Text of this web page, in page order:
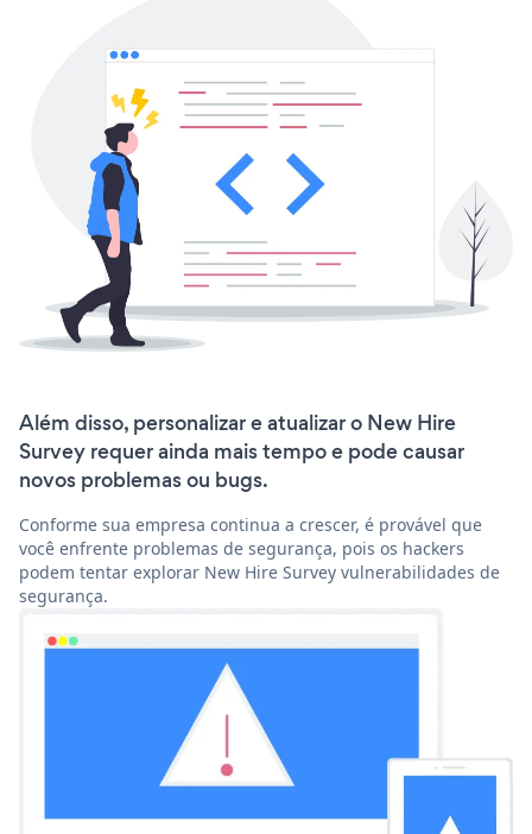
Além disso, personalizar e atualizar o New Hire
Survey requer ainda mais tempo e pode causar
novos problemas ou bugs.
Conforme sua empresa continua a crescer, é provável que
você enfrente problemas de segurança, pois os hackers
podem tentar explorar New Hire Survey vulnerabilidades de
segurança.